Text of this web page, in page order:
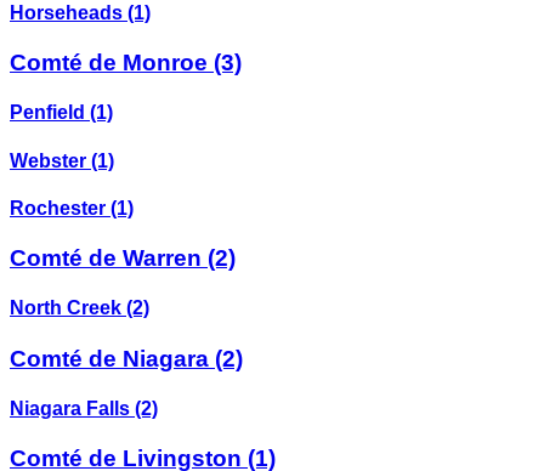
Horseheads (1)
Comté de Monroe (3)
Penfield (1)
Webster (1)
Rochester (1)
Comté de Warren (2)
North Creek (2)
Comté de Niagara (2)
Niagara Falls (2)
Comté de Livingston (1)